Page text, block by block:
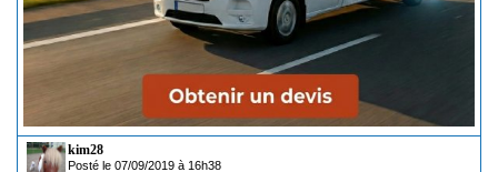
kim28
Posté le 07/09/2019 à 16h38